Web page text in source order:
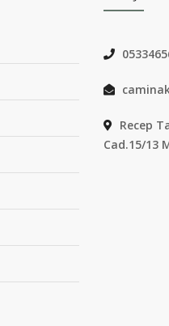
Recep
Cad.15/13